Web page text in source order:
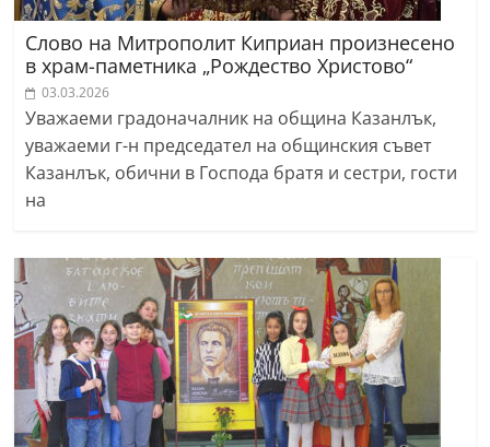
Слово на Митрополит Киприан произнесено
в храм-паметника „Рождество Христово“
03.03.2026
Уважаеми градоначалник на община Казанлък,
уважаеми г-н председател на общинския съвет
Казанлък, обични в Господа братя и сестри, гости
на